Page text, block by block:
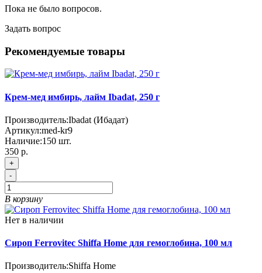
Пока не было вопросов.
Задать вопрос
Рекомендуемые товары
Крем-мед имбирь, лайм Ibadat, 250 г
Производитель:Ibadat (Ибадат)
Артикул:med-kr9
Наличие:150 шт.
350 р.
+
-
В корзину
Нет в наличии
Сироп Ferrovitec Shiffa Home для гемоглобина, 100 мл
Производитель:Shiffa Home